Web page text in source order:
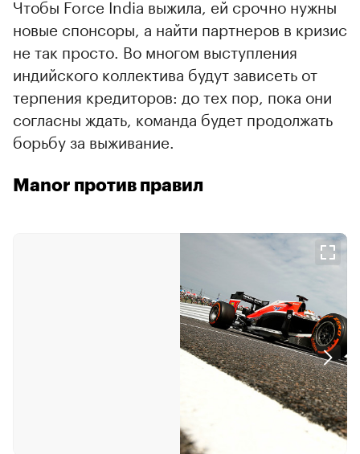
Чтобы Force India выжила, ей срочно нужны
новые спонсоры, а найти партнеров в кризис
не так просто. Во многом выступления
индийского коллектива будут зависеть от
терпения кредиторов: до тех пор, пока они
согласны ждать, команда будет продолжать
борьбу за выживание.
Manor против правил